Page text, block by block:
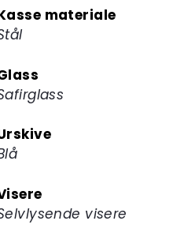
materiale
visere